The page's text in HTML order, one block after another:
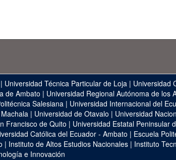
| Universidad Técnica Particular de Loja | Universidad
de Ambato | Universidad Regional Autónoma de los
Salesiana| Universidad Internacional del
| Universidad de Otavalo | Universidad
Francisco de Quito | Universidad Estatal Peninsular
Católica del Ecuador - Ambato | Escuela
| Instituto de Altos Estudios Nacionales | Instituto
e Innovación